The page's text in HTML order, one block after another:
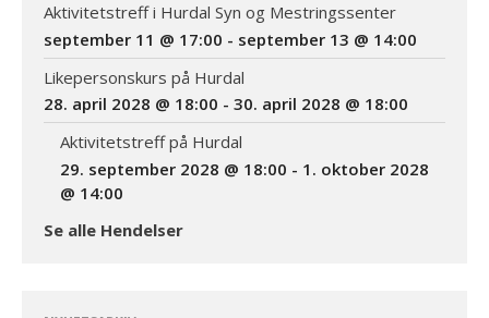
Aktivitetstreff i Hurdal Syn
og Mestringssenter
september 13 @ 14:00
28. april 2028 @ 18:00-
Aktivitetstreff i Hurdal Syn og Mestringssenter
september 11 @ 17:00 - september 13 @ 14:00
Likepersonskurs på Hurdal
28. april 2028 @ 18:00 - 30. april 2028 @ 18:00
Aktivitetstreff på Hurdal
29. september 2028 @ 18:00 - 1. oktober 2028
@ 14:00
Se alle Hendelser